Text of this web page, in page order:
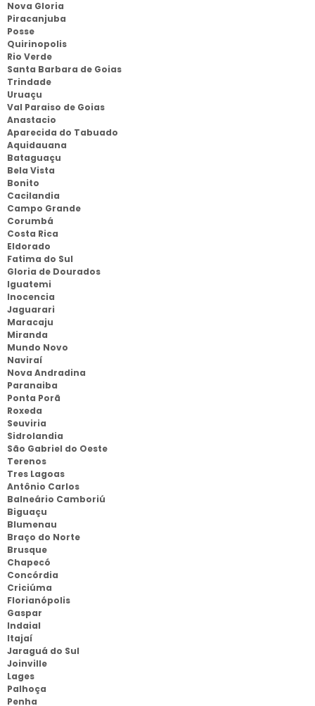
Nova Gloria
Piracanjuba
Posse
Quirinopolis
Rio Verde
Santa Barbara de Goias
Trindade
Uruaçu
Val Paraiso de Goias
Anastacio
Aparecida do Tabuado
Aquidauana
Bataguaçu
Bela Vista
Bonito
Cacilandia
Campo Grande
Corumbá
Costa Rica
Eldorado
Fatima do Sul
Gloria de Dourados
Iguatemi
Inocencia
Jaguarari
Maracaju
Miranda
Mundo Novo
Naviraí
Nova Andradina
Paranaiba
Ponta Porã
Roxeda
Seuviria
Sidrolandia
São Gabriel do Oeste
Terenos
Tres Lagoas
Antônio Carlos
Balneário Camboriú
Biguaçu
Blumenau
Braço do Norte
Brusque
Chapecó
Concórdia
Criciúma
Florianópolis
Gaspar
Indaial
Itajaí
Jaraguá do Sul
Joinville
Lages
Palhoça
Penha